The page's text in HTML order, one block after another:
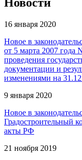
16 января 2020
Новое в
от 5 марта 2007 года
проведения
документации и
изменениями на
9 января 2020
Новое в
Градостроительный
акты РФ
21 ноября 2019